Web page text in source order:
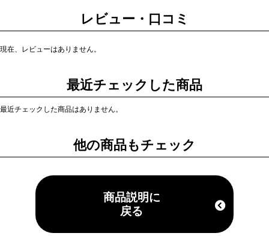
レビュー・口コミ
現在、レビューはありません。
最近チェックした商品
最近チェックした商品はありません。
他の商品もチェック
商品説明に
戻る